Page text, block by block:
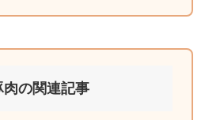
肉の関連記事